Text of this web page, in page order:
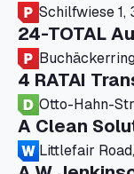
Schilfwiese 1,
24-TOTAL
4 RATAI
A Clean
Littlefair